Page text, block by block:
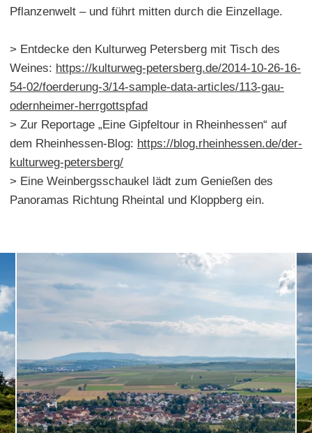
Pflanzenwelt – und führt mitten durch die Einzellage.
> Entdecke den Kulturweg Petersberg mit Tisch des
Weines: https://kulturweg-petersberg.de/2014-10-26-16-
54-02/foerderung-3/14-sample-data-articles/113-gau-
odernheimer-herrgottspfad
> Zur Reportage „Eine Gipfeltour in Rheinhessen“ auf
dem Rheinhessen-Blog: https://blog.rheinhessen.de/der-
kulturweg-petersberg/
> Eine Weinbergsschaukel lädt zum Genießen des
Panoramas Richtung Rheintal und Kloppberg ein.